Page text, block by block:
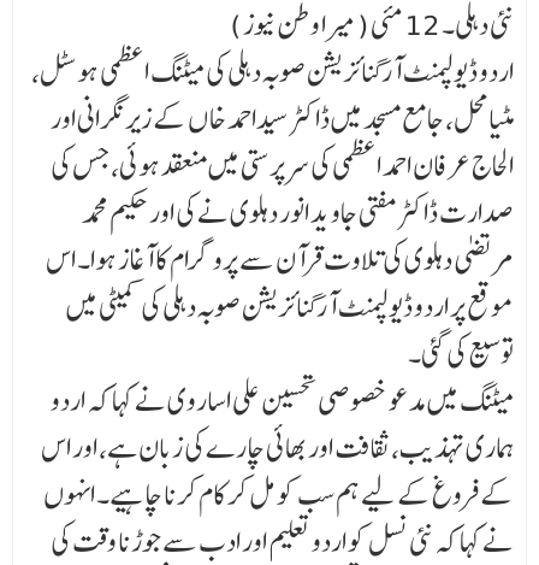
نئی دہلی۔ 12 مئی ( میرا وطن نیوز )
اردو ڈیولپمنٹ آرگنائزیشن صوبہ دہلی کی میٹنگ اعظمی ہوسٹل،
مٹیامحل، جامع مسجد میں ڈاکٹر سیداحمد خا ں کے زیر نگرانی اور
الحاج عرفان احمد اعظمی کی سرپرستی میں منعقد ہوئی، جس کی
صدارت ڈاکٹر مفتی جاو ید انور دہلوی نے کی اور حکیم محمد
مرتضیٰ دہلوی کی تلاوت قرآن سے پروگرام کا آغاز ہوا۔ اس
موقع پر اردو ڈیولپمنٹ آرگنائزیشن صوبہ دہلی کی کمیٹی میں
توسیع کی گئی۔
میٹنگ میں مدعو خصوصی تحسین علی اساروی نے کہا کہ اردو
ہماری تہذیب، ثقافت اور بھائی چارے کی زبان ہے، اور اس
کے فروغ کے لیے ہم سب کو مل کر کام کرنا چاہیے۔ انہوں
نے کہا کہ نئی نسل کو اردو تعلیم اور ادب سے جوڑنا وقت کی